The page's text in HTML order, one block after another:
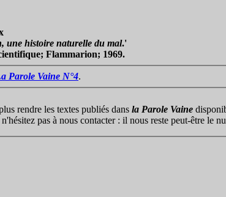
une histoire naturelle du mal.'
Flammarion; 1969.
Parole Vaine N°4.
rendre les textes publiés dans la Parole Vaine
pas à nous contacter : il nous reste peut-être le